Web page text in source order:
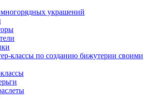
многорядных украшений
классы по созданию бижутерии своими